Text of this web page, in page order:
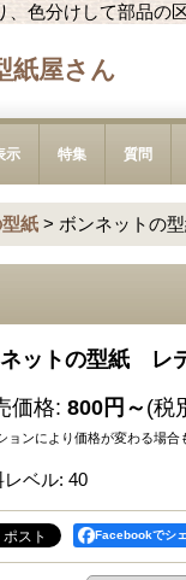
色分けして部品
紙屋さん
示 特集 質問
紙 > ボンネットの
ットの型紙 レ
価格: 800円～(税
ョンにより価格が変わる場合
レベル: 40
Facebookでシ